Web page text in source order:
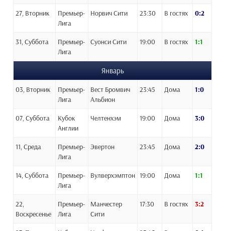
27, Вторник
Премьер-
Лига
Норвич Сити 23:30 В гостях 0:2
31, Суббота
Премьер-
Лига
Суонси Сити 19:00 В гостях 1:1
Январь
03, Вторник
Премьер-
Лига
Вест Бромвич
Альбион
23:45 Дома 1:0
07, Суббота
Кубок
Англии
Челтенхэм 19:00 Дома 3:0
11, Среда
Премьер-
Лига
Эвертон 23:45 Дома 2:0
14, Суббота
Премьер-
Лига
Вулверхэмптон 19:00 Дома 1:1
22,
Воскресенье
Премьер-
Лига
Манчестер
Сити
17:30 В гостях 3:2